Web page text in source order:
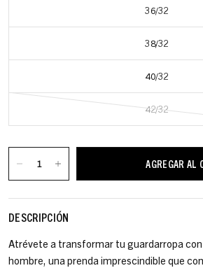
36/32
38/32
40/32
42/32
AGREGAR AL
DESCRIPCIÓN
Atrévete a transformar tu guardarropa
hombre, una prenda imprescindible que